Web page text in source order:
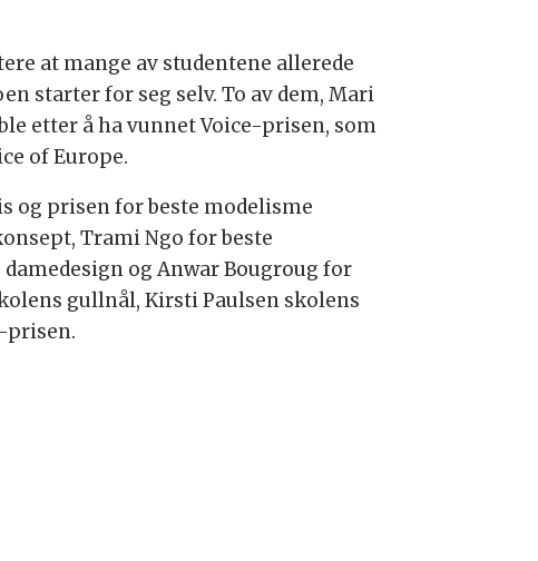
at mange av studentene allerede
starter for seg selv. To av dem, Mari
etter å ha vunnet Voice-prisen, som
of Europe.
og prisen for beste modelisme
Trami Ngo for beste
og Anwar Bougroug for
gullnål, Kirsti Paulsen skolens
prisen.